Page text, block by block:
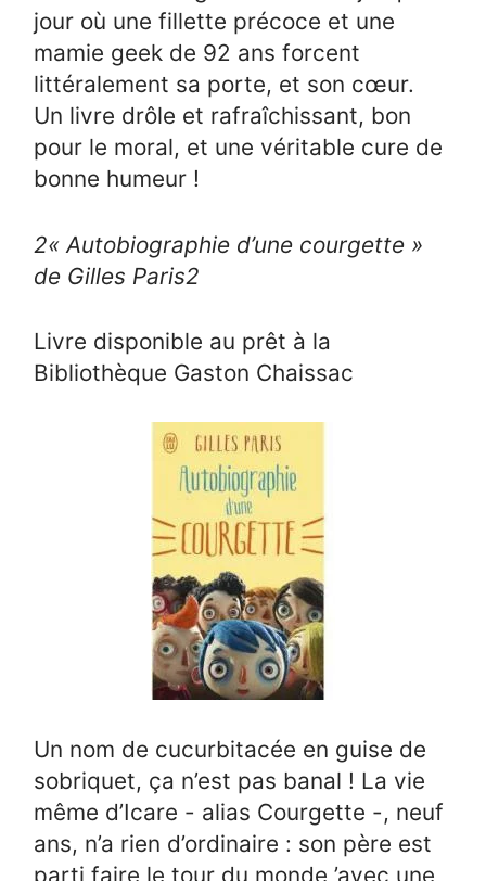
jour où une fillette précoce et une
mamie geek de 92 ans forcent
littéralement sa porte, et son cœur.
Un livre drôle et rafraîchissant, bon
pour le moral, et une véritable cure de
bonne humeur !
2« Autobiographie d’une courgette »
de Gilles Paris2
Livre disponible au prêt à la
Bibliothèque Gaston Chaissac
Un nom de cucurbitacée en guise de
sobriquet, ça n’est pas banal ! La vie
même d’Icare - alias Courgette -, neuf
ans, n’a rien d’ordinaire : son père est
parti faire le tour du monde ’avec une